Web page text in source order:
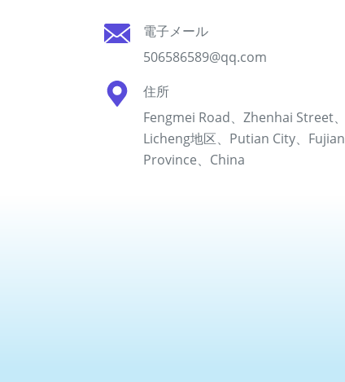
電子メール
506586589@qq.com
住所
Fengmei Road、Zhenhai Street、
Licheng地区、Putian City、Fujian
Province、China